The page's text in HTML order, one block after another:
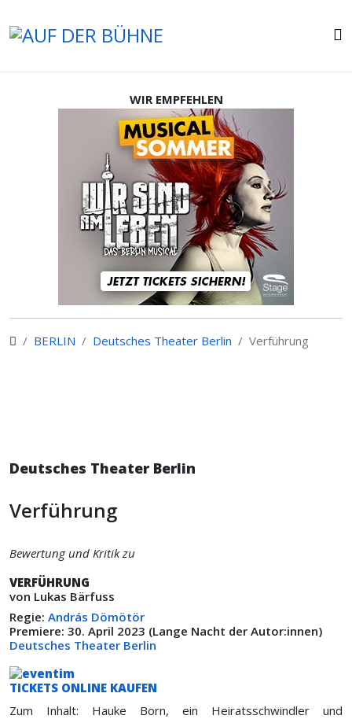
WIR EMPFEHLEN
BERLIN Deutsches Theater Berlin Verführung
Deutsches Theater Berlin
Verführung
Bewertung und Kritik zu
VERFÜHRUNG
von Lukas Bärfuss
Regie: András Dömötör
Premiere: 30. April 2023 (Lange Nacht der Autor:innen)
Deutsches Theater Berlin
TICKETS ONLINE KAUFEN
Zum Inhalt: Hauke Born, ein Heiratsschwindler und